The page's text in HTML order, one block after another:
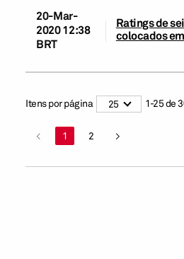
20-Mar-
2020 12:38
BRT
Ratings de
colocados
Itens por página 25 1-25de
< 1 2 >